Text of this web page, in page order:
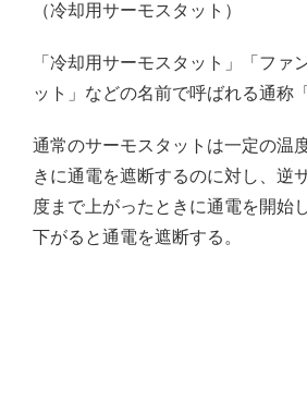
（冷却用サーモスタット）
「冷却用サーモスタット」「ファ
ット」などの名前で呼ばれる通称
通常のサーモスタットは一定の温
きに通電を遮断するのに対し、逆
度まで上がったときに通電を開始
下がると通電を遮断する。